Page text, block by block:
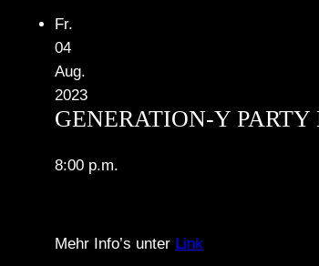
Fr.
04
Aug.
2023
GENERATION-Y
8:00 p.m.
Mehr Info’s unter Link